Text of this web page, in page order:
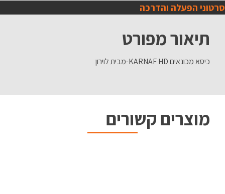
סרטוני הפעלה והדרכה
תיאור מפורט
כיסא מכונאים KARNAF HD-מבית לוירון
מוצרים קשורים